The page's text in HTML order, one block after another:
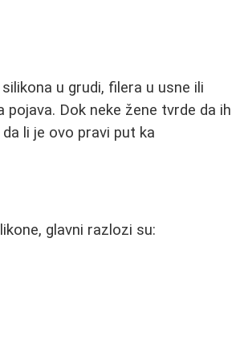
u grudi, filera u usne ili
Dok neke žene tvrde da ih
li je ovo pravi put ka
glavni razlozi su: